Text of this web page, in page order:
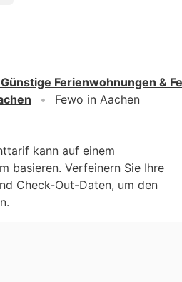
Günstige Ferienwohnungen &
Fewo in Aachen
kann auf einem
basieren. Verfeinern Sie Ihre
Check-Out-Daten, um den